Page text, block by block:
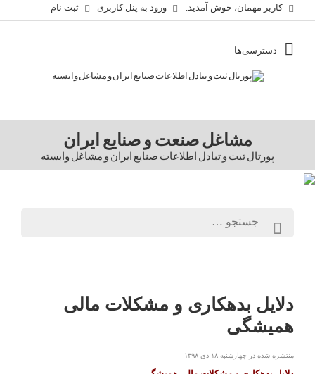
کاربر مهمان، خوش آمدید. ورود به پنل کاربری ثبت نام
مشاغل صنعت و صنایع ایران
پورتال ثبت و تبادل اطلاعات صنایع ایران و مشاغل وابسته
دلایل بدهکاری و مشکلات مالی
همیشگی
منتشره شده در چهارشنبه ۱۸ دی ۱۳۹۸